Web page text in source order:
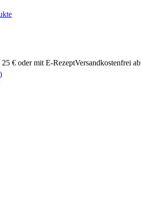
€ oder mit E-RezeptVersandkostenfrei